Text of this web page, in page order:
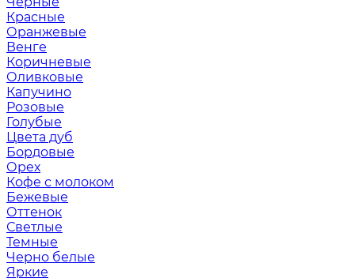
Красные
Оранжевые
Венге
Коричневые
Оливковые
Капучино
Розовые
Голубые
Цвета дуб
Бордовые
Орех
Кофе с молоком
Бежевые
Оттенок
Светлые
Темные
Черно белые
Яркие